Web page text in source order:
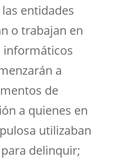
entidades
o trabajan en
informáticos
a
de
a quienes en
utilizaban
delinquir;